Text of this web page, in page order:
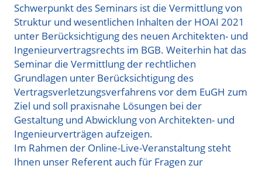
Schwerpunkt des Seminars ist die Vermittlung von
Struktur und wesentlichen Inhalten der HOAI 2021
unter Berücksichtigung des neuen Architekten- und
Ingenieurvertragsrechts im BGB. Weiterhin hat das
Seminar die Vermittlung der rechtlichen
Grundlagen unter Berücksichtigung des
Vertragsverletzungsverfahrens vor dem EuGH zum
Ziel und soll praxisnahe Lösungen bei der
Gestaltung und Abwicklung von Architekten- und
Ingenieurverträgen aufzeigen.
Im Rahmen der Online-Live-Veranstaltung steht
Ihnen unser Referent auch für Fragen zur